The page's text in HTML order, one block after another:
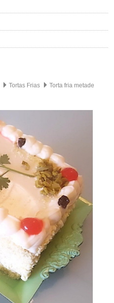
Tortas Frias Torta fria metade